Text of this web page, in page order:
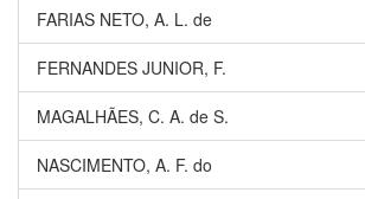
FARIAS NETO, A. L. de
FERNANDES JUNIOR, F.
MAGALHÃES, C. A. de S.
NASCIMENTO, A. F. do